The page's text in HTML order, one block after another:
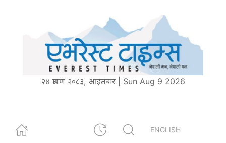
२४ श्रावण २०८३, आइतबार | Sun Aug 9 2026
ENGLISH